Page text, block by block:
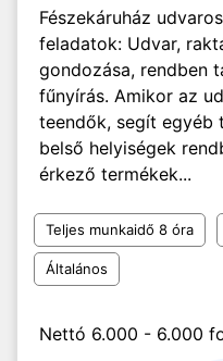
Fészekáruház
feladatok: Udvar,
gondozása, rendben
fűnyírás. Amikor az
teendők, segít egyéb
belső helyiségek
érkező termékek...
Teljes munkaidő 8 óra
Általános
Nettó 6.000 - 6.000